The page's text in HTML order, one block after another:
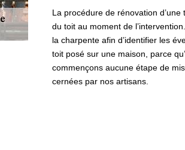
La procédure de rénovation
du toit au moment de
la charpente afin d’identifier les
toit posé sur une maison, parce
commençons aucune étape de
cernées par nos artisans.